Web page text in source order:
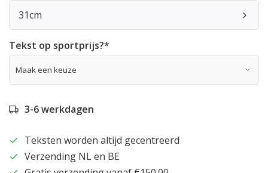
31cm
Tekst op sportprijs?*
3-6 werkdagen
Teksten worden altijd gecentreerd
Verzending NL en BE